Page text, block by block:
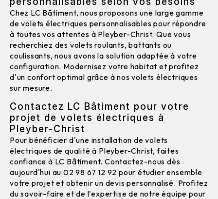
Chez LC Bâtiment, nous proposons une large gamme
de volets électriques personnalisables pour répondre
à toutes vos attentes à Pleyber-Christ. Que vous
recherchiez des volets roulants, battants ou
coulissants, nous avons la solution adaptée à votre
configuration. Modernisez votre habitat et profitez
d'un confort optimal grâce à nos volets électriques
sur mesure.
Contactez LC Bâtiment pour votre
projet de volets électriques à
Pleyber-Christ
Pour bénéficier d'une installation de volets
électriques de qualité à Pleyber-Christ, faites
confiance à LC Bâtiment. Contactez-nous dès
aujourd'hui au 02 98 67 12 92 pour étudier ensemble
votre projet et obtenir un devis personnalisé. Profitez
du savoir-faire et de l'expertise de notre équipe pour